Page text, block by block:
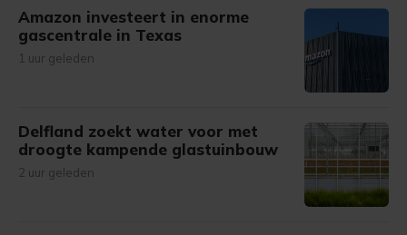
Amazon investeert in enorme
gascentrale in Texas
1 uur geleden
Delfland zoekt water voor met
droogte kampende glastuinbouw
2 uur geleden